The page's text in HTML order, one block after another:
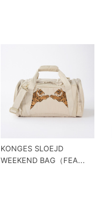
KONGES SLOEJD
WEEKEND BAG（FEA...